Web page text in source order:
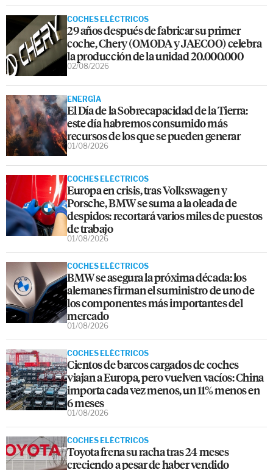
COCHES ELÉCTRICOS
29 años después de fabricar su primer
coche, Chery (OMODA y JAECOO) celebra
la producción de la unidad 20.000.000
02/08/2026
ENERGÍA
El Día de la Sobrecapacidad de la Tierra:
este día habremos consumido más
recursos de los que se pueden generar
01/08/2026
COCHES ELÉCTRICOS
Europa en crisis, tras Volkswagen y
Porsche, BMW se suma a la oleada de
despidos: recortará varios miles de puestos
de trabajo
01/08/2026
COCHES ELÉCTRICOS
BMW se asegura la próxima década: los
alemanes firman el suministro de uno de
los componentes más importantes del
mercado
01/08/2026
COCHES ELÉCTRICOS
Cientos de barcos cargados de coches
viajan a Europa, pero vuelven vacíos: China
importa cada vez menos, un 11% menos en
6 meses
01/08/2026
COCHES ELÉCTRICOS
Toyota frena su racha tras 24 meses
creciendo a pesar de haber vendido